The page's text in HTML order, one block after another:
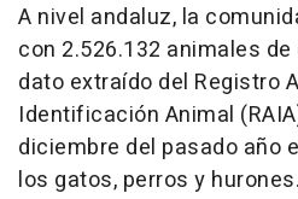
A nivel andaluz, la
con 2.526.132 animales
dato extraído del Registro
Identificación Animal
diciembre del pasado año
los gatos, perros y hurones.